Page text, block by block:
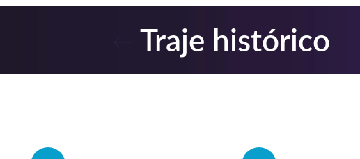
Traje histórico